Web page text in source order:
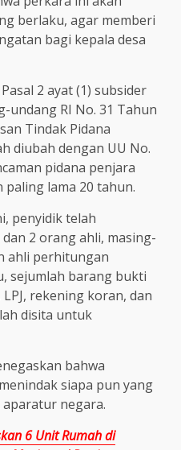
berlaku, agar memberi
bagi kepala desa
2 ayat (1) subsider
undang RI No. 31 Tahun
Tindak Pidana
diubah dengan UU No.
pidana penjara
lama 20 tahun.
penyidik telah
2 orang ahli, masing-
ahli perhitungan
sejumlah barang bukti
rekening koran, dan
disita untuk
bahwa
siapa pun yang
negara.
6 Unit Rumah di